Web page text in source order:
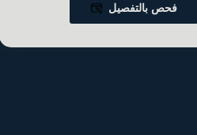
فحص بالتفصيل